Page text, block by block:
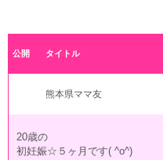
公開 タイトル
熊本県ママ友
20歳の
初妊娠☆５ヶ月です( ^o^)